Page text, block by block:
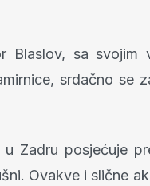
Blaslov, sa svojim
srdačno se
u Zadru posjećuje
Ovakve i slične